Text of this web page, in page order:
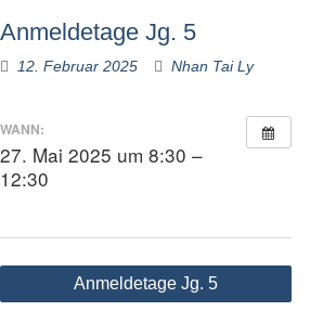
Anmeldetage Jg. 5
12. Februar 2025 Nhan Tai Ly
WANN:
27. Mai 2025 um 8:30 –
12:30
Beitragsnavigation
Anmeldetage Jg. 5